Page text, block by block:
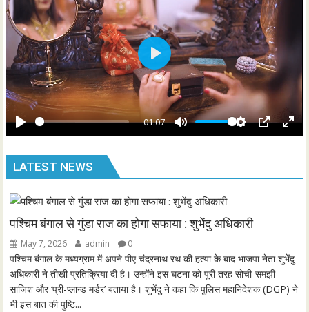
g
s
e
e
n
P
l
a
01:07
M
S
n
s
P
E
l
s
P
l
a
y
LATEST NEWS
पश्चिम बंगाल से गुंडा राज का होगा सफाया : शुभेंदु अधिकारी
May 7, 2026 admin 0
पश्चिम बंगाल के मध्यग्राम में अपने पीए चंद्रनाथ रथ की हत्या के बाद भाजपा नेता शुभेंदु
अधिकारी ने तीखी प्रतिक्रिया दी है। उन्होंने इस घटना को पूरी तरह सोची-समझी
साजिश और ‘प्री-प्लान्ड मर्डर’ बताया है। शुभेंदु ने कहा कि पुलिस महानिदेशक (DGP) ने
भी इस बात की पुष्टि...